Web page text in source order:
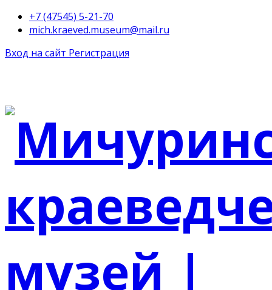
+7 (47545) 5-21-70
mich.kraeved.museum@mail.ru
Вход на сайт Регистрация